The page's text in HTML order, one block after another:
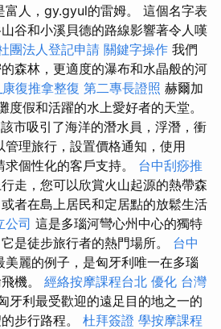
富人，gy.gyul的雷姆。 這個名字表
谷和小溪貝德的路線影響著令人嘆
團法人登記申請 關鍵字操作 我們
森林，更適度的瀑布和水晶般的河
復推拿整復 第二專長證照 赫爾加
假和活躍的水上愛好者的天堂。
該市吸引了海洋的潛水員，浮潛，衝
理旅行，設置價格通知，使用
個性化的客戶支持。 台中刮痧推
走，您可以欣賞火山起源的熱帶森
者在島上居民和定居點的放鬆生活
公司 這是多瑙河彎心州中心的獨特
是徒步旅行者的熱門場所。 台中
美麗的例子，是匈牙利唯一在多瑙
機。 經絡按摩課程台北 優化 台灣
牙利最受歡迎的遠足目的地之一的
步行路程。 杜拜簽證 學按摩課程